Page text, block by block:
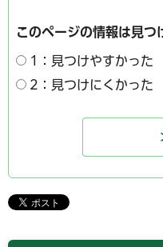
このページの情報は見つ
1：見つけやすかった
2：見つけにくかった